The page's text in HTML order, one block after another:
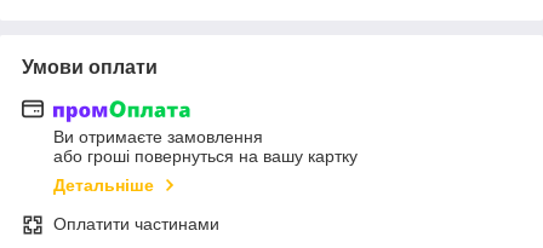
Умови оплати
Ви отримаєте замовлення
або гроші повернуться на вашу картку
Детальніше
Оплатити частинами